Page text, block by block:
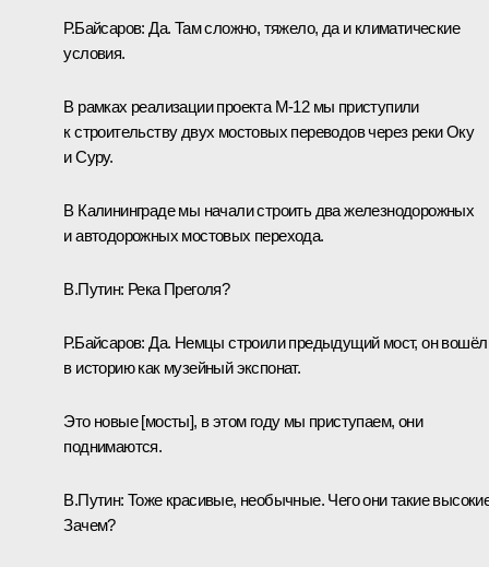
Р.Байсаров:Да. Там сложно, тяжело, да и климатические
условия.
В рамках реализации проекта М-12 мы приступили
к строительству двух мостовых переводов через реки Оку
и Суру.
В Калининграде мы начали строить два железнодорожных
и автодорожных мостовых перехода.
В.Путин: Река Преголя?
Р.Байсаров: Да. Немцы строили предыдущий мост, он вошёл
в историю как музейный экспонат.
Это новые [мосты], в этом году мы приступаем, они
поднимаются.
В.Путин: Тоже красивые, необычные. Чего они такие
Зачем?